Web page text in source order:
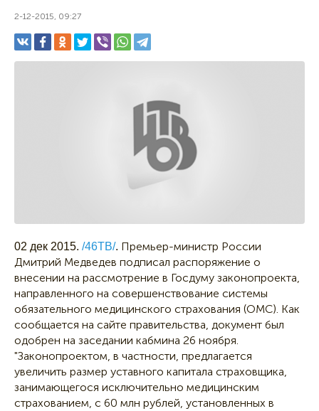
2-12-2015, 09:27
02 дек 2015. /46ТВ/. Премьер-министр России
Дмитрий Медведев подписал распоряжение о
внесении на рассмотрение в Госдуму законопроекта,
направленного на совершенствование системы
обязательного медицинского страхования (ОМС). Как
сообщается на сайте правительства, документ был
одобрен на заседании кабмина 26 ноября.
"Законопроектом, в частности, предлагается
увеличить размер уставного капитала страховщика,
занимающегося исключительно медицинским
страхованием, с 60 млн рублей, установленных в